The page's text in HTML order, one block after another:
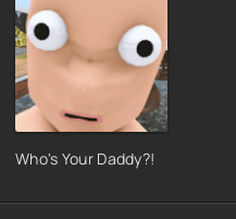
Who's Your Daddy?!